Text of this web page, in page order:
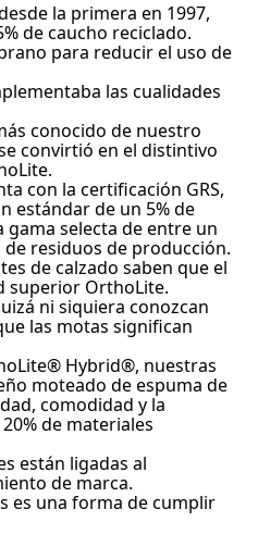
la primera en 1997,
de caucho reciclado.
para reducir el uso de
las cualidades
conocido de nuestro
convirtió en el distintivo
con la certificación GRS,
estándar de un 5% de
selecta de entre un
de residuos de producción.
de calzado saben que el
superior OrthoLite.
ni siquiera conozcan
las motas significan
Hybrid®, nuestras
moteado de espuma de
comodidad y la
de materiales
están ligadas al
de marca.
es una forma de cumplir